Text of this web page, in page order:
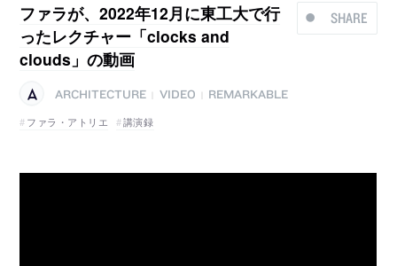
SHARE
ファラが、2022年12月に東工大で行
ったレクチャー「clocks and
clouds」の動画
ARCHITECTURE VIDEO
REMARKABLE
ファラ・アトリエ
講演録